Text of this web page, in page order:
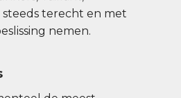
steeds terecht en met
nemen.